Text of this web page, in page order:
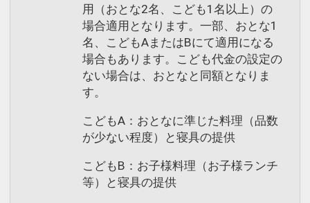
用（おとな2名、こども1名以上）の
場合適用となります。一部、おとな1
名、こどもAまたはBにて適用になる
場合もあります。こども代金の設定の
ない場合は、おとなと同額となりま
す。
こどもA：おとなに準じた料理（品数
が少ない程度）と寝具の提供
こどもB：お子様料理（お子様ランチ
等）と寝具の提供